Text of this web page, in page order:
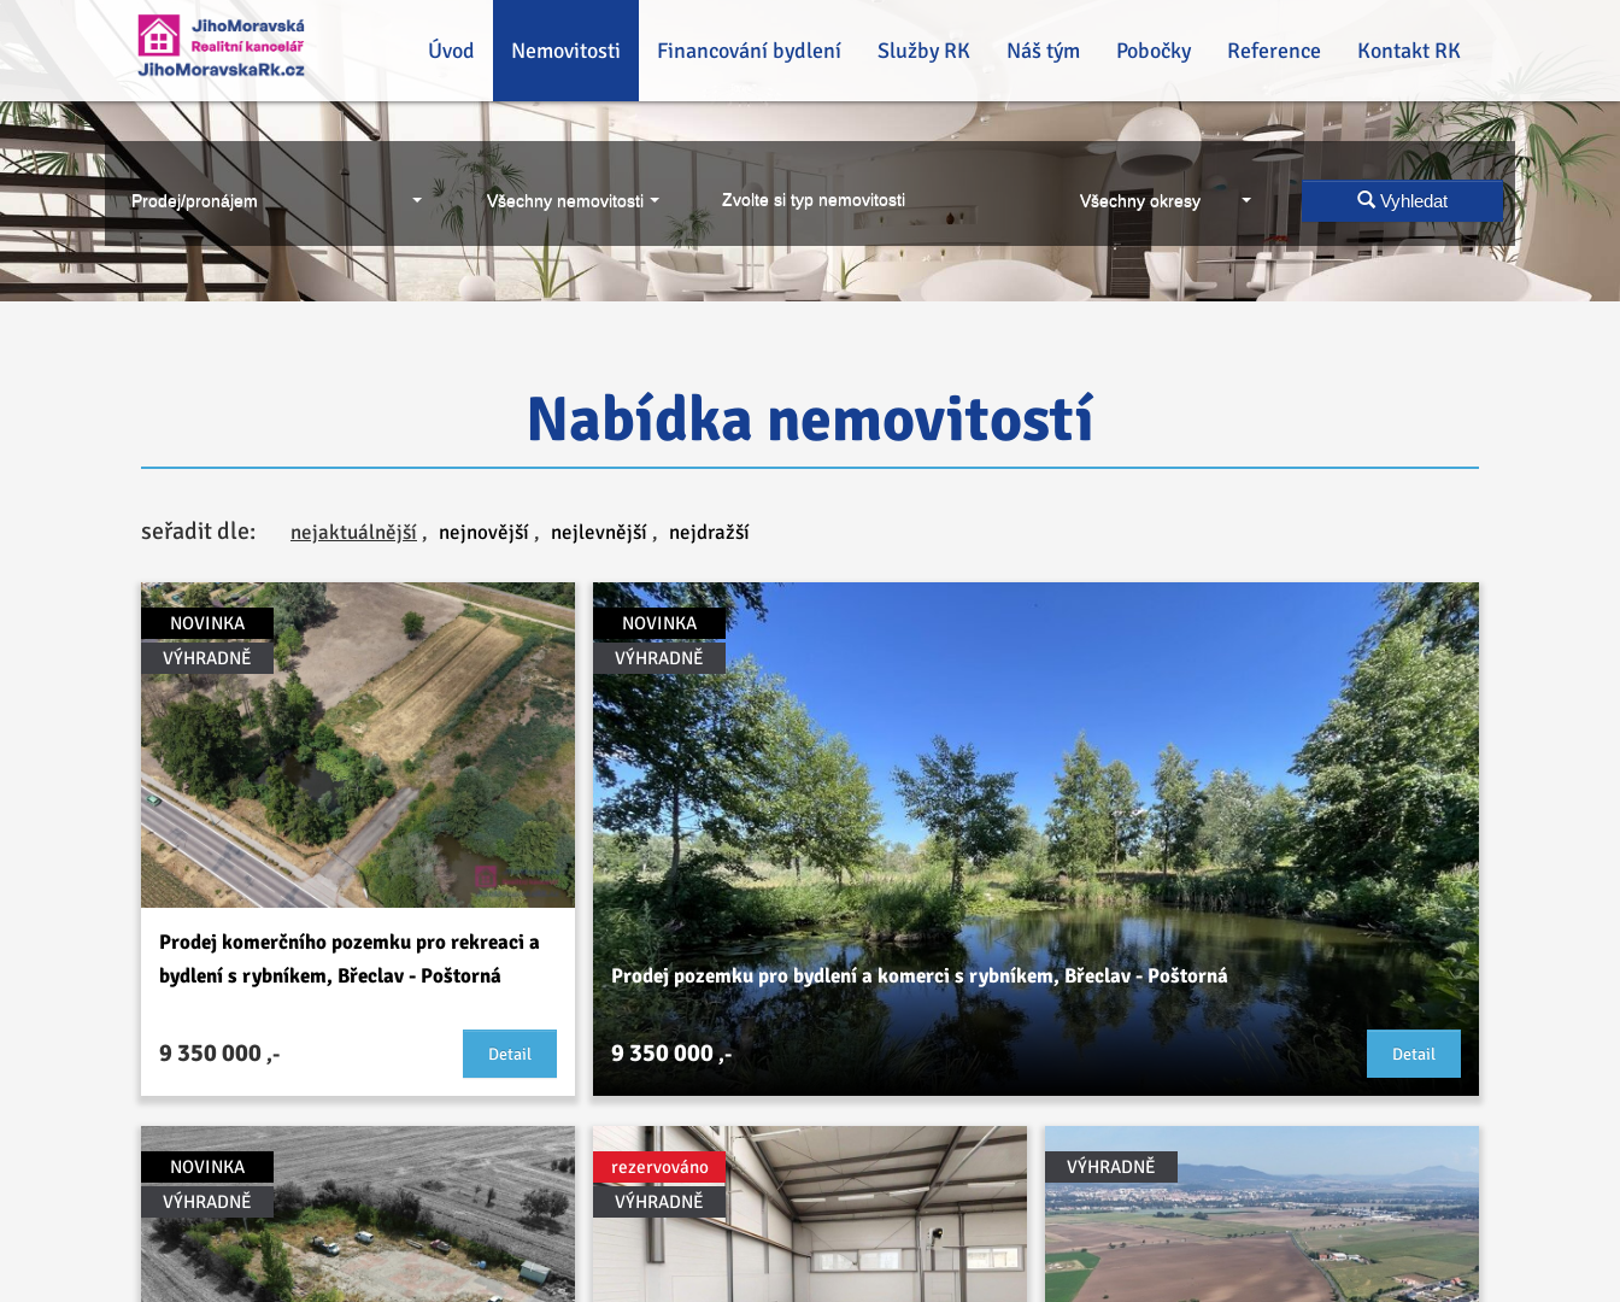
Úvod Nemovitosti Financování bydlení Služby RK Náš tým Pobočky Reference Kontakt RK
Prodej/pronájem Všechny nemovitosti Zvolte si typ nemovitosti Všechny okresy Vyhledat
Nabídka nemovitostí
seřadit dle: nejaktuálnější , nejnovější , nejlevnější , nejdražší
NOVINKA
VÝHRADNĚ
Prodej pozemku pro bydlení a komerci s rybníkem, Břeclav - Poštorná
9 350 000,- Detail
NOVINKA
VÝHRADNĚ
Prodej komerčního pozemku pro rekreaci a
bydlení s rybníkem, Břeclav - Poštorná
9 350 000 ,- Detail
NOVINKA
VÝHRADNĚ
rezervováno
VÝHRADNĚ
VÝHRADNĚ